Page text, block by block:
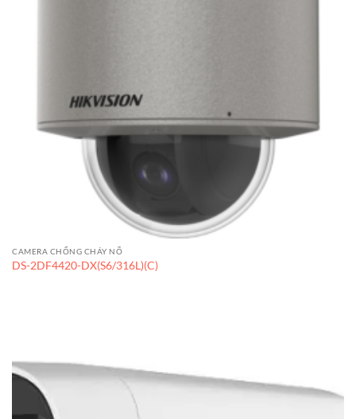
CAMERA CHỐNG CHÁY NỔ
DS-2DF4420-DX(S6/316L)(C)